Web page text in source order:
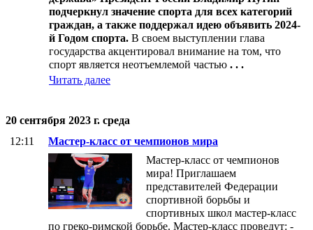
подчеркнул значение спорта для всех категорий
граждан, а также поддержал идею объявить 2024-
й Годом спорта. В своем выступлении глава
государства акцентировал внимание на том, что
спорт является неотъемлемой частью . . .
Читать далее
20 сентября 2023 г. среда
12:11
Мастер-класс от чемпионов мира
Мастер-класс от чемпионов
мира! Приглашаем
представителей Федерации
спортивной борьбы и
спортивных школ мастер-класс
по греко-римской борьбе. Мастер-класс проведут: -